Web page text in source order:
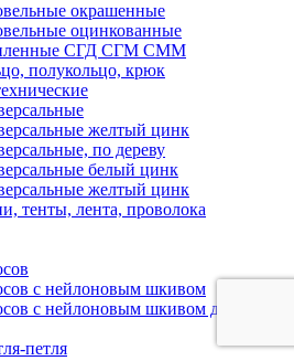
окрашенные
оцинкованные
СГД СГМ СММ
полукольцо, крюк
желтый цинк
по дереву
белый цинк
желтый цинк
тенты, лента, проволока
с нейлоновым шкивом
с нейлоновым шкивом двойные
петля